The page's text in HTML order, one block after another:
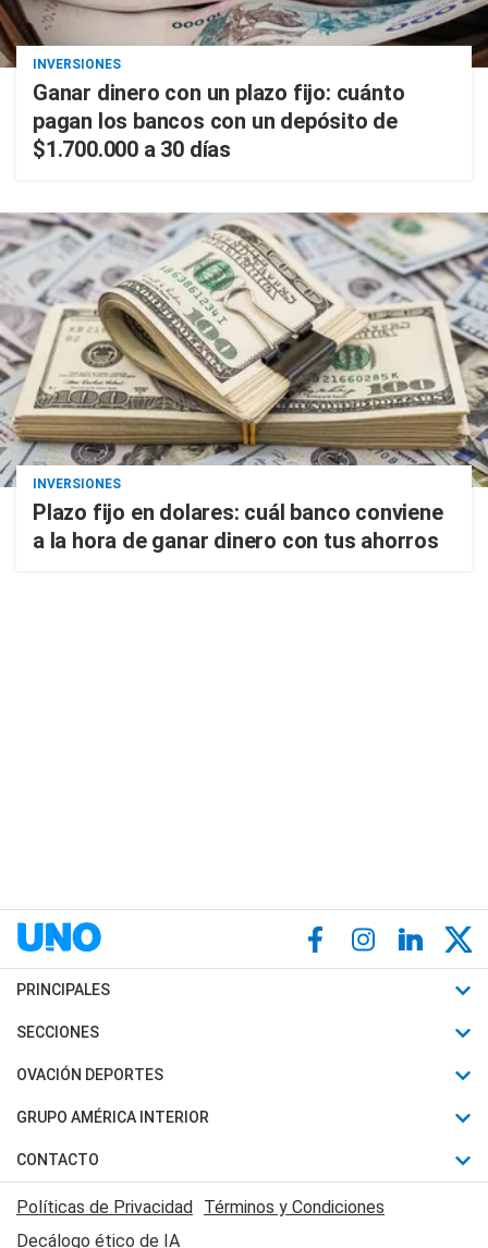
INVERSIONES
Ganar dinero con un plazo fijo: cuánto
pagan los bancos con un depósito de
$1.700.000 a 30 días
INVERSIONES
Plazo fijo en dolares: cuál banco conviene
a la hora de ganar dinero con tus ahorros
PRINCIPALES
Últimas Noticias
Política
Judiciales
Economia
SECCIONES
Horóscopo
Motores
Trucos caseros
Series y Películas
OVACIÓN DEPORTES
Fútbol
Mundial
Automovilismo
Rugby
GRUPO AMÉRICA INTERIOR
Canal 7 en Vivo
CONTACTO
Acerca de Nosotros
Contactanos
Políticas de Privacidad Términos y Condiciones
Decálogo ético de IA